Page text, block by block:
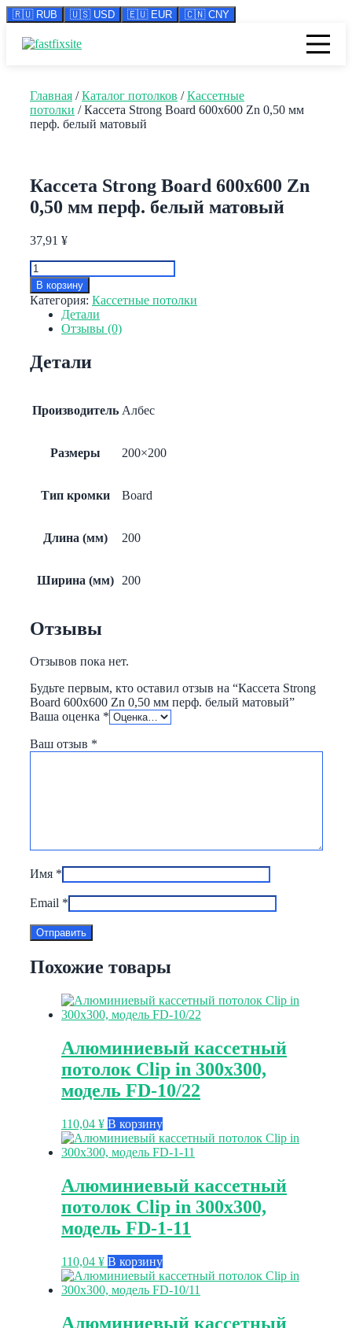
🇷🇺 RUB 🇺🇸 USD 🇪🇺 EUR 🇨🇳 CNY
Главная /Каталог потолков /Кассетные
потолки / Кассета Strong Board 600х600 Zn 0,50 мм
перф. белый матовый
Кассета Strong Board 600х600 Zn
0,50 мм перф. белый матовый
37,91 ¥
Количество
товара
Кассета
Strong
600х600
0,50
белый
В корзину
Категория: Кассетные потолки
Детали
Отзывы (0)
Детали
Производитель Албес
Размеры 200×200
Тип кромки Board
Длина (мм) 200
Ширина (мм) 200
Отзывы
Отзывов пока нет.
Будьте первым, кто оставил отзыв на “Кассета Strong
Board 600х600 Zn 0,50 мм перф. белый матовый”
Ваша оценка *
Ваш отзыв *
Имя *
Email *
Похожие товары
Алюминиевый кассетный
потолок Clip in 300х300,
модель FD-10/22
110,04 ¥ В корзину
Алюминиевый кассетный
потолок Clip in 300х300,
модель FD-1-11
110,04 ¥ В корзину
Алюминиевый кассетный